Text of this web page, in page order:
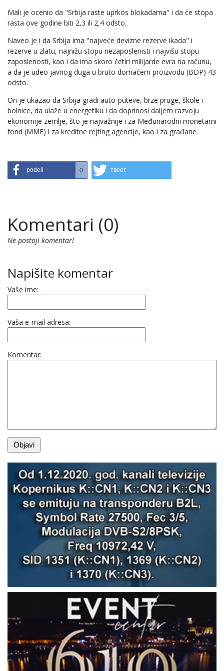
Mali je ocenio da "Srbija raste uprkos blokadama" i da će stopa
rasta ove godine biti 2,3 ili 2,4 odsto.
Naveo je i da Srbija ima "najveće devizne rezerve ikada" i
rezerve u zlatu, najnižu stopu nezaposlenisti i najvišu stopu
zaposlenosti, kao i da ima skoro četiri milijarde evra na računu,
a da je udeo javnog duga u bruto domaćem proizvodu (BDP) 43
odsto.
On je ukazao da Srbija gradi auto-puteve, brze pruge, škole i
bolnice, da ulaže u energetiku i da doprinosi daljem razvoju
ekonomije zemlje, što je najvažnije i za Međunarodni monetarni
fond (MMF) i za kreditne rejting agencije, kao i za građane.
podeli 0 твеет
Komentari (0)
Ne postoji komentar!
Napišite komentar
Vaše ime:
Vaša e-mail adresa:
Komentar: